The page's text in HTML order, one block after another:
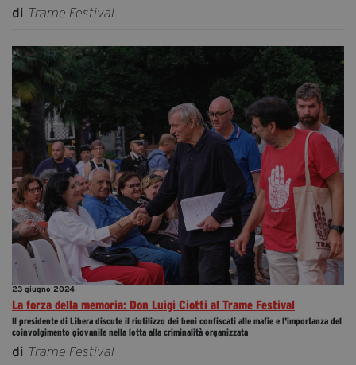
di Trame Festival
23 giugno 2024
La forza della memoria: Don Luigi Ciotti al Trame Festival
Il presidente di Libera discute il riutilizzo dei beni confiscati alle mafie e l'importanza del
coinvolgimento giovanile nella lotta alla criminalità organizzata
di Trame Festival